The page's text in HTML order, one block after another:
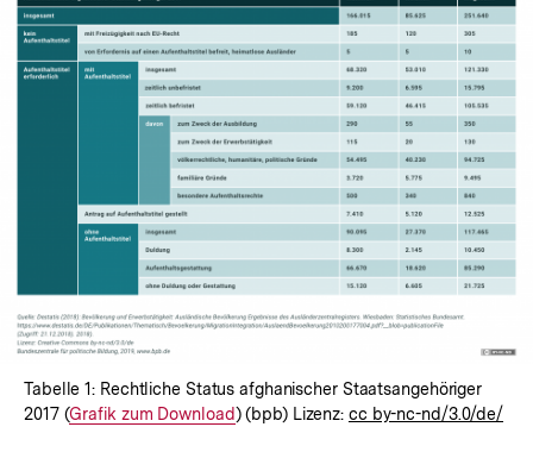
In
Lightbox
öffnen
Tabelle 1: Rechtliche Status afghanischer Staatsangehöriger
2017 (Interner
Grafik zum Download) (bpb) Lizenz: cc by-nc-nd/3.0/de/